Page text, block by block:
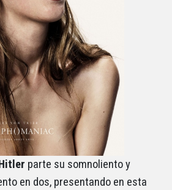
parte su somnoliento y
en dos, presentando en esta